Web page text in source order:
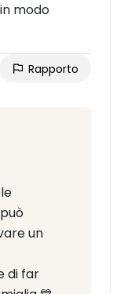
modo
Rapporto
un
di far